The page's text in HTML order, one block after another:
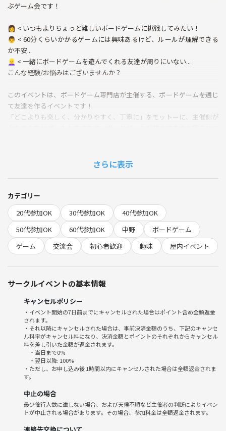
ぶゲーム会です！
👩 < いつもよりちょっと難しいボードゲームに挑戦してみたい！
👨 < 60分くらいかかるゲームには興味あるけど、ルールが理解できる
か不安...
👱‍♀️ < 一緒にボードゲームを遊んでくれる友達が周りにいない...
こんな経験/お悩みはございませんか？
このイベントは、ボードゲーム専門店が主催する、ボードゲームを通じ
て友達を作るイベントです！
「どこよりも楽しく、分かりやすく、丁寧に」をモットーに、主催側が
🤷‍♂️ < 以前に別のお店で挑戦したときはルール説明が一方的であまり楽
ぜひ本イベントでチャレンジしてみましょう！
会場は中野駅から徒歩3分なのでアクセスも抜群！
おひとりでの参加も大歓迎！
チケット代に会場利用料も含まれておりますので、追加の費用はござい
ません！
開催時間：3/19(木) 13〜16時
会場：中野駅北口より徒歩3分 ボードゲーム専門店BOARDWAY(ボード
ウェイ)
東京都中野区中野5-32-25 浜谷第二ビル201
https://boardway.jp/
---------------------------
途中参加＆退出可能ですが、ゲーム選びのため、参加が遅れる場合は事
さらに表示
カテゴリー
20代参加OK
30代参加OK
40代参加OK
50代参加OK
60代参加OK 中野
ボードゲーム
ゲーム
交流会 初心者歓迎 趣味 屋内イベント
サークルイベントの基本情報
キャンセルポリシー
・イベント開始の7日前までにキャンセルされた場合はポイント含め全額返金
されます。
・それ以降にキャンセルされた場合は、事前決済金額のうち、下記のキャンセ
ル料率がキャンセル料になり、決済金額とポイントのそれぞれからキャンセル
料を差し引いた金額が返金されます。
・当日まで0%
・翌日以降: 100%
・ただし、お申し込み後 1時間以内にキャンセルされた場合は全額返金されま
す。
中止の場合
最少催行人数に達しない場合、および天候不順など主催者の判断によりイベン
トが中止される場合があります。その場合、参加料金は全額返金されます。